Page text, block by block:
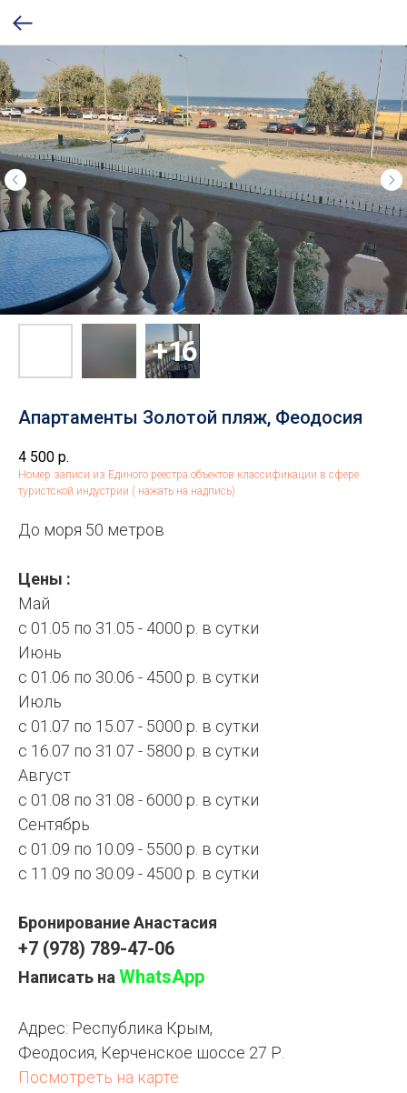
Апартаменты Золотой пляж, Феодосия
4 500 р.
Номер записи из Единого реестра объектов классификации в сфере
туристской индустрии ( нажать на надпись)
До моря 50 метров
Цены :
Май
с 01.05 по 31.05 - 4000 р. в сутки
Июнь
с 01.06 по 30.06 - 4500 р. в сутки
Июль
с 01.07 по 15.07 - 5000 р. в сутки
с 16.07 по 31.07 - 5800 р. в сутки
Август
с 01.08 по 31.08 - 6000 р. в сутки
Сентябрь
с 01.09 по 10.09 - 5500 р. в сутки
с 11.09 по 30.09 - 4500 р. в сутки
Бронирование Анастасия
+7 (978) 789-47-06
Написать наWhatsApp
Адрес: Республика Крым,
Феодосия, Керченское шоссе 27 Р.
Посмотреть на карте